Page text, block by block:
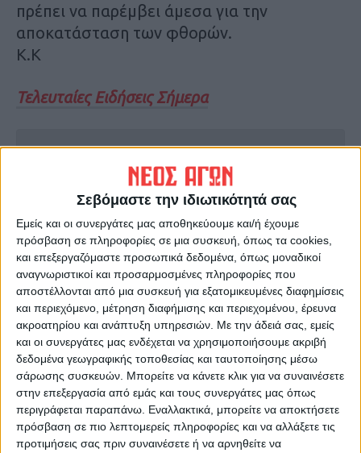
Σεβόμαστε την ιδιωτικότητά σας
Εμείς και οι συνεργάτες μας αποθηκεύουμε και/ή έχουμε
πρόσβαση σε πληροφορίες σε μια συσκευή, όπως τα cookies,
και επεξεργαζόμαστε προσωπικά δεδομένα, όπως μοναδικοί
αναγνωριστικοί και προσαρμοσμένες πληροφορίες που
αποστέλλονται από μια συσκευή για εξατομικευμένες διαφημίσεις
και περιεχόμενο, μέτρηση διαφήμισης και περιεχομένου, έρευνα
ακροατηρίου και ανάπτυξη υπηρεσιών. Με την άδειά σας, εμείς
και οι συνεργάτες μας ενδέχεται να χρησιμοποιήσουμε ακριβή
δεδομένα γεωγραφικής τοποθεσίας και ταυτοποίησης μέσω
σάρωσης συσκευών. Μπορείτε να κάνετε κλικ για να συναινέσετε
στην επεξεργασία από εμάς και τους συνεργάτες μας όπως
περιγράφεται παραπάνω. Εναλλακτικά, μπορείτε να αποκτήσετε
πρόσβαση σε πιο λεπτομερείς πληροφορίες και να αλλάξετε τις
προτιμήσεις σας πριν συναινέσετε ή να αρνηθείτε να
πρέπει να παρέμβει άμεσα για την
αποκατάσταση των φθορών.
Κ.Κ
Τελευταίες Ειδήσεις Σήμερα
ΑΓΩΝ στο Google News!
Όλες οι εξελίξεις στην περιοχή της
Φυσιολογική ήττα από τον
πανίσχυρο Ολυμπιακό για τον
ΑΣΚ (89-56)
Έμπρακτη αλληλεγγύη από
τους Παλαμιώτες